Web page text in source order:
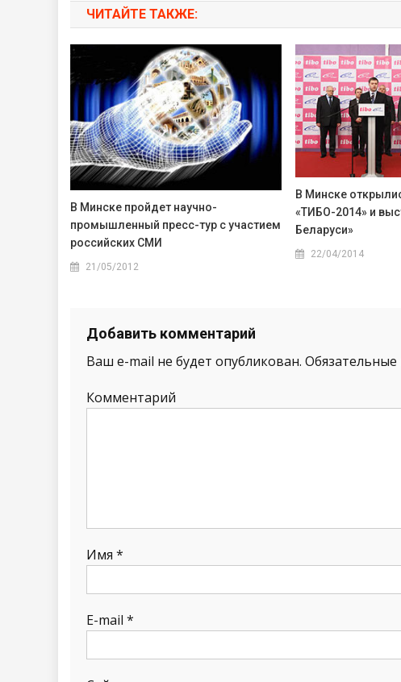
ЧИТАЙТЕ ТАКЖЕ:
В Минске пройдет научно-
промышленный пресс-тур с участием
российских СМИ
21/05/2012
В Минске
«ТИБО-2014» и
Беларуси»
22/04/2014
Добавить комментарий
Ваш e-mail не будет опубликован.
Комментарий
Имя *
E-mail *